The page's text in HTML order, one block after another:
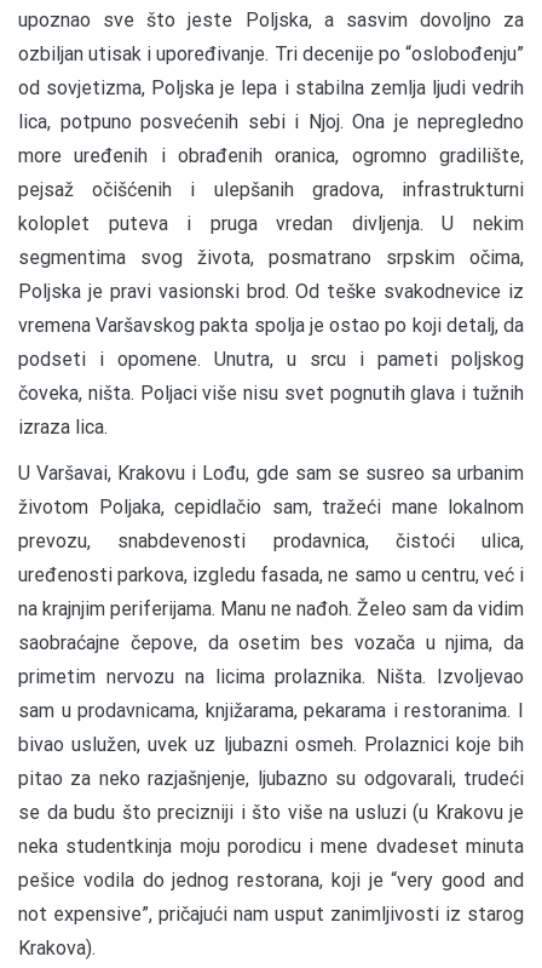
upoznao sve što jeste Poljska, a sasvim dovoljno za
ozbiljan utisak i upoređivanje. Tri decenije po “oslobođenju”
od sovjetizma, Poljska je lepa i stabilna zemlja ljudi vedrih
lica, potpuno posvećenih sebi i Njoj. Ona je nepregledno
more uređenih i obrađenih oranica, ogromno gradilište,
pejsaž očišćenih i ulepšanih gradova, infrastrukturni
koloplet puteva i pruga vredan divljenja. U nekim
segmentima svog života, posmatrano srpskim očima,
Poljska je pravi vasionski brod. Od teške svakodnevice iz
vremena Varšavskog pakta spolja je ostao po koji detalj, da
podseti i opomene. Unutra, u srcu i pameti poljskog
čoveka, ništa. Poljaci više nisu svet pognutih glava i tužnih
izraza lica.
U Varšavai, Krakovu i Lođu, gde sam se susreo sa urbanim
životom Poljaka, cepidlačio sam, tražeći mane lokalnom
prevozu, snabdevenosti prodavnica, čistoći ulica,
uređenosti parkova, izgledu fasada, ne samo u centru, već i
na krajnjim periferijama. Manu ne nađoh. Želeo sam da vidim
saobraćajne čepove, da osetim bes vozača u njima, da
primetim nervozu na licima prolaznika. Ništa. Izvoljevao
sam u prodavnicama, knjižarama, pekarama i restoranima. I
bivao uslužen, uvek uz ljubazni osmeh. Prolaznici koje bih
pitao za neko razjašnjenje, ljubazno su odgovarali, trudeći
se da budu što precizniji i što više na usluzi (u Krakovu je
neka studentkinja moju porodicu i mene dvadeset minuta
pešice vodila do jednog restorana, koji je “very good and
not expensive”, pričajući nam usput zanimljivosti iz starog
Krakova).